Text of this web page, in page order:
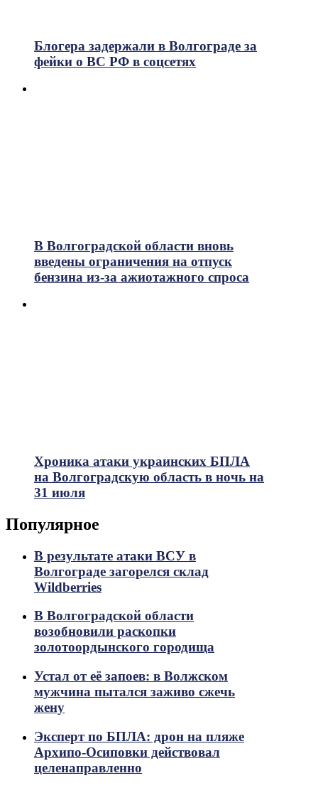
Блогера задержали в Волгограде за
фейки о ВС РФ в соцсетях
В Волгоградской области вновь
введены ограничения на отпуск
бензина из-за ажиотажного спроса
Хроника атаки украинских БПЛА
на Волгоградскую область в ночь на
31 июля
Популярное
В результате атаки ВСУ в
Волгограде загорелся склад
Wildberries
В Волгоградской области
возобновили раскопки
золотоордынского городища
Устал от её запоев: в Волжском
мужчина пытался заживо сжечь
жену
Эксперт по БПЛА: дрон на пляже
Архипо-Осиповки действовал
целенаправленно